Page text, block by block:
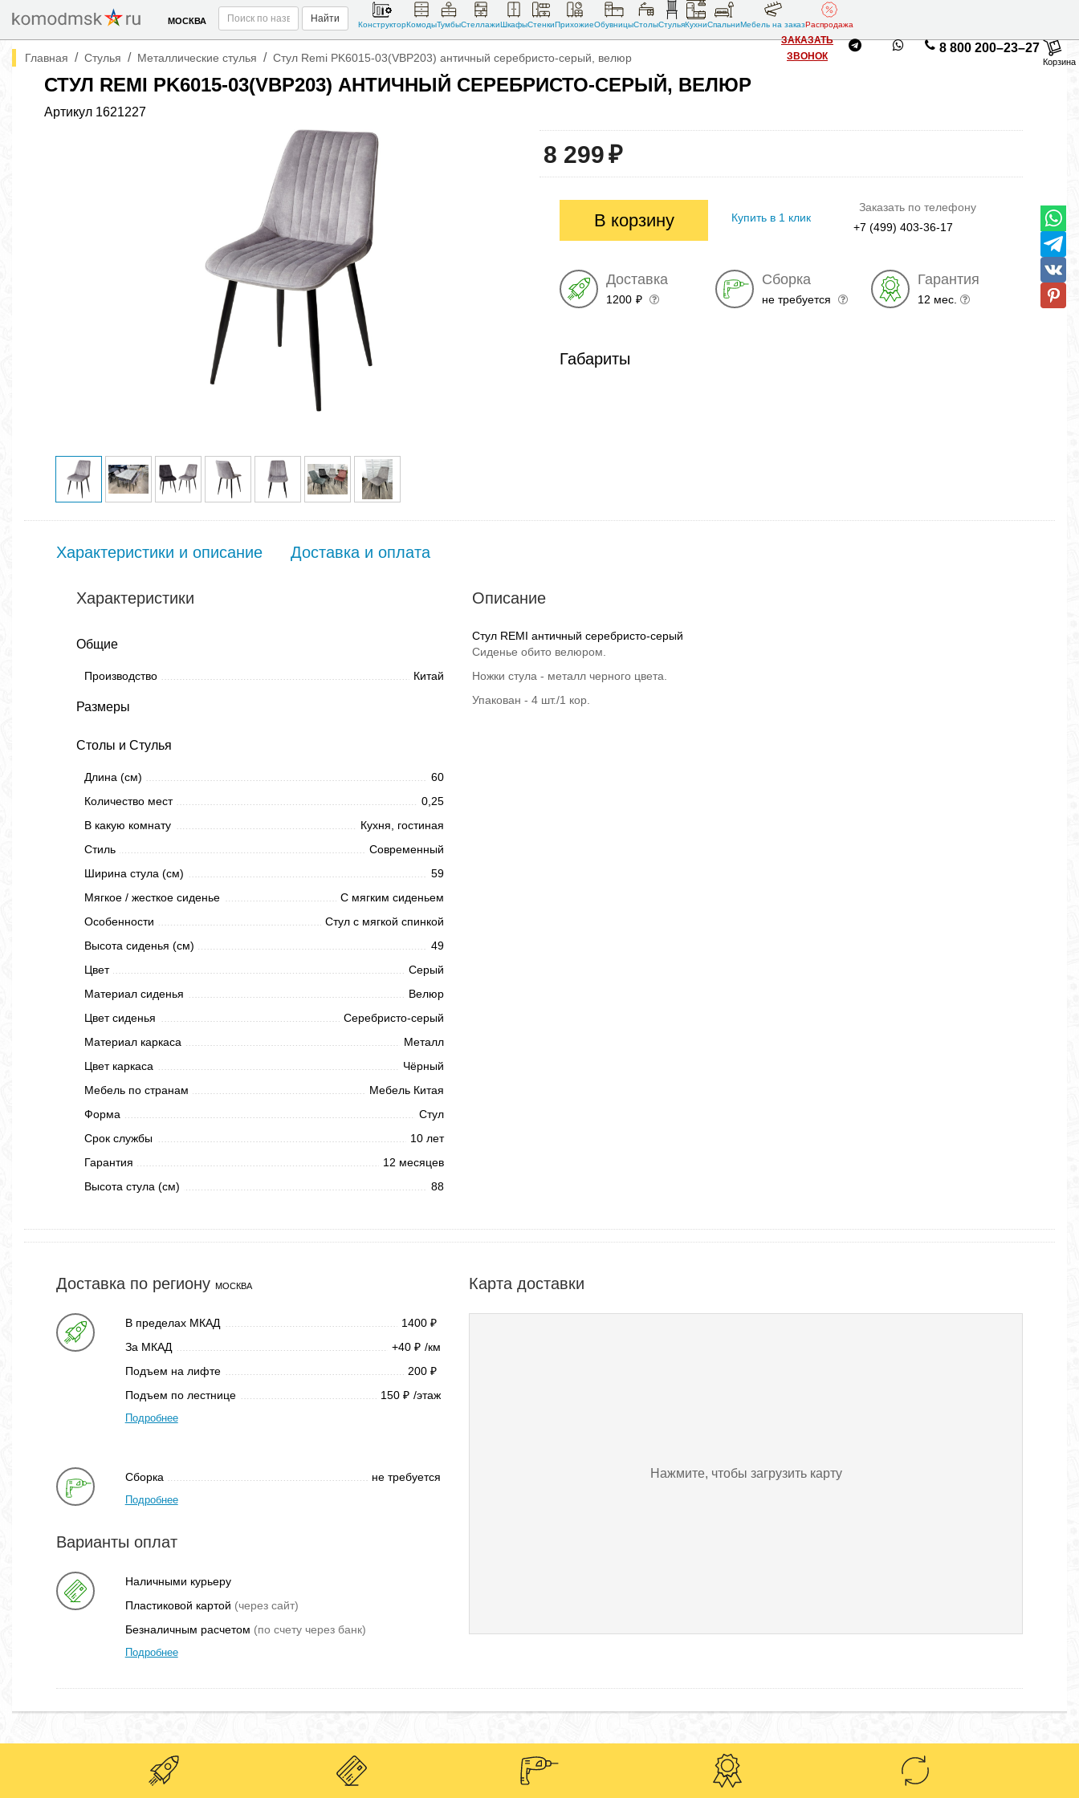
МОСКВА Найти
КонструкторКомодыТумбыСтеллажиШкафыСтенкиПрихожиеОбувницыСтолыСтульяКухниСпальниМебель на заказРаспродажа
ЗАКАЗАТЬ
ЗВОНОК
8 800 200–23–27
Корзина
Главная / Стулья / Металлические стулья / Стул Remi PK6015-03(VBP203) античный серебристо-серый, велюр
СТУЛ REMI PK6015-03(VBP203) АНТИЧНЫЙ СЕРЕБРИСТО-СЕРЫЙ, ВЕЛЮР
Артикул 1621227
8 299₽
В корзину Купить в 1 клик
Заказать по телефону
+7 (499) 403-36-17
Доставка
1200 ₽
Сборка
не требуется
Гарантия
12 мес.
Габариты
Характеристики и описание Доставка и оплата
Характеристики
Общие
Производство Китай
Размеры
Столы и Стулья
Длина (см)
60
Количество мест
0,25
В какую комнату
Кухня, гостиная
Стиль
Современный
Ширина стула (см)
59
Мягкое / жесткое сиденье
С мягким сиденьем
Особенности
Стул с мягкой спинкой
Высота сиденья (см)
49
Цвет
Серый
Материал сиденья
Велюр
Цвет сиденья
Серебристо-серый
Материал каркаса
Металл
Цвет каркаса
Чёрный
Мебель по странам
Мебель Китая
Форма
Стул
Срок службы
10 лет
Гарантия
12 месяцев
Высота стула (см)
88
Описание
Стул REMI античный серебристо-серый
Сиденье обито велюром.
Ножки стула - металл черного цвета.
Упакован - 4 шт./1 кор.
Доставка по региону МОСКВА
В пределах МКАД 1400 ₽
За МКАД +40 ₽ /км
Подъем на лифте
200 ₽
Подъем по лестнице 150 ₽ /этаж
Подробнее
Сборка не требуется
Подробнее
Варианты оплат
Наличными курьеру
Пластиковой картой (через сайт)
Безналичным расчетом (по счету через банк)
Подробнее
Карта доставки
Нажмите, чтобы загрузить карту